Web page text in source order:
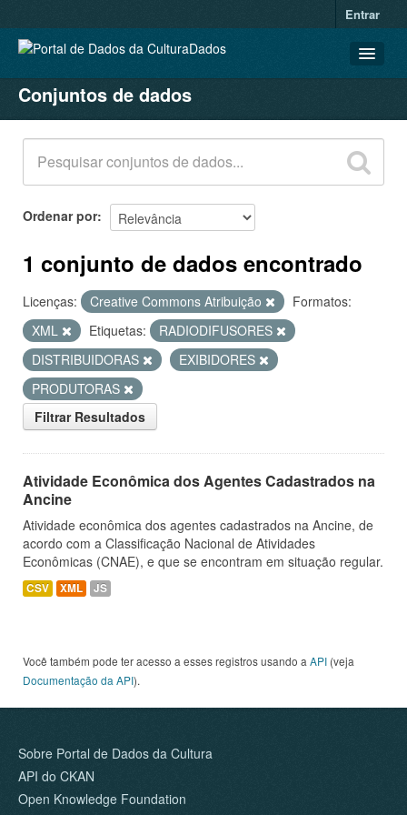
Entrar
CONJUNTOS DE DADOS
ORGANIZAÇÕES
GRUPOS
SOBRE
Conjuntos de dados
Ordenar por
1 conjunto de dados encontrado
Licenças: Creative Commons Atribuição
Formatos:
XML
Etiquetas:
RADIODIFUSORES
DISTRIBUIDORAS
EXIBIDORES
PRODUTORAS
Filtrar Resultados
Atividade Econômica dos Agentes Cadastrados na
Ancine
Atividade econômica dos agentes cadastrados na Ancine, de
acordo com a Classificação Nacional de Atividades
Econômicas (CNAE), e que se encontram em situação regular.
CSV XML JS
Você também pode ter acesso a esses registros usando a API (veja
Documentação da API).
Sobre Portal de Dados da Cultura
API do CKAN
Open Knowledge Foundation